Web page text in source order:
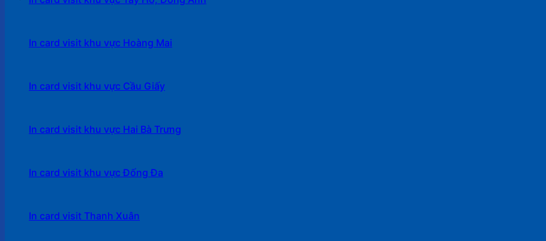
In card visit khu vực Hoàng Mai
In card visit khu vực Cầu Giấy
In card visit khu vực Hai Bà Trưng
In card visit khu vực Đống Đa
In card visit Thanh Xuân